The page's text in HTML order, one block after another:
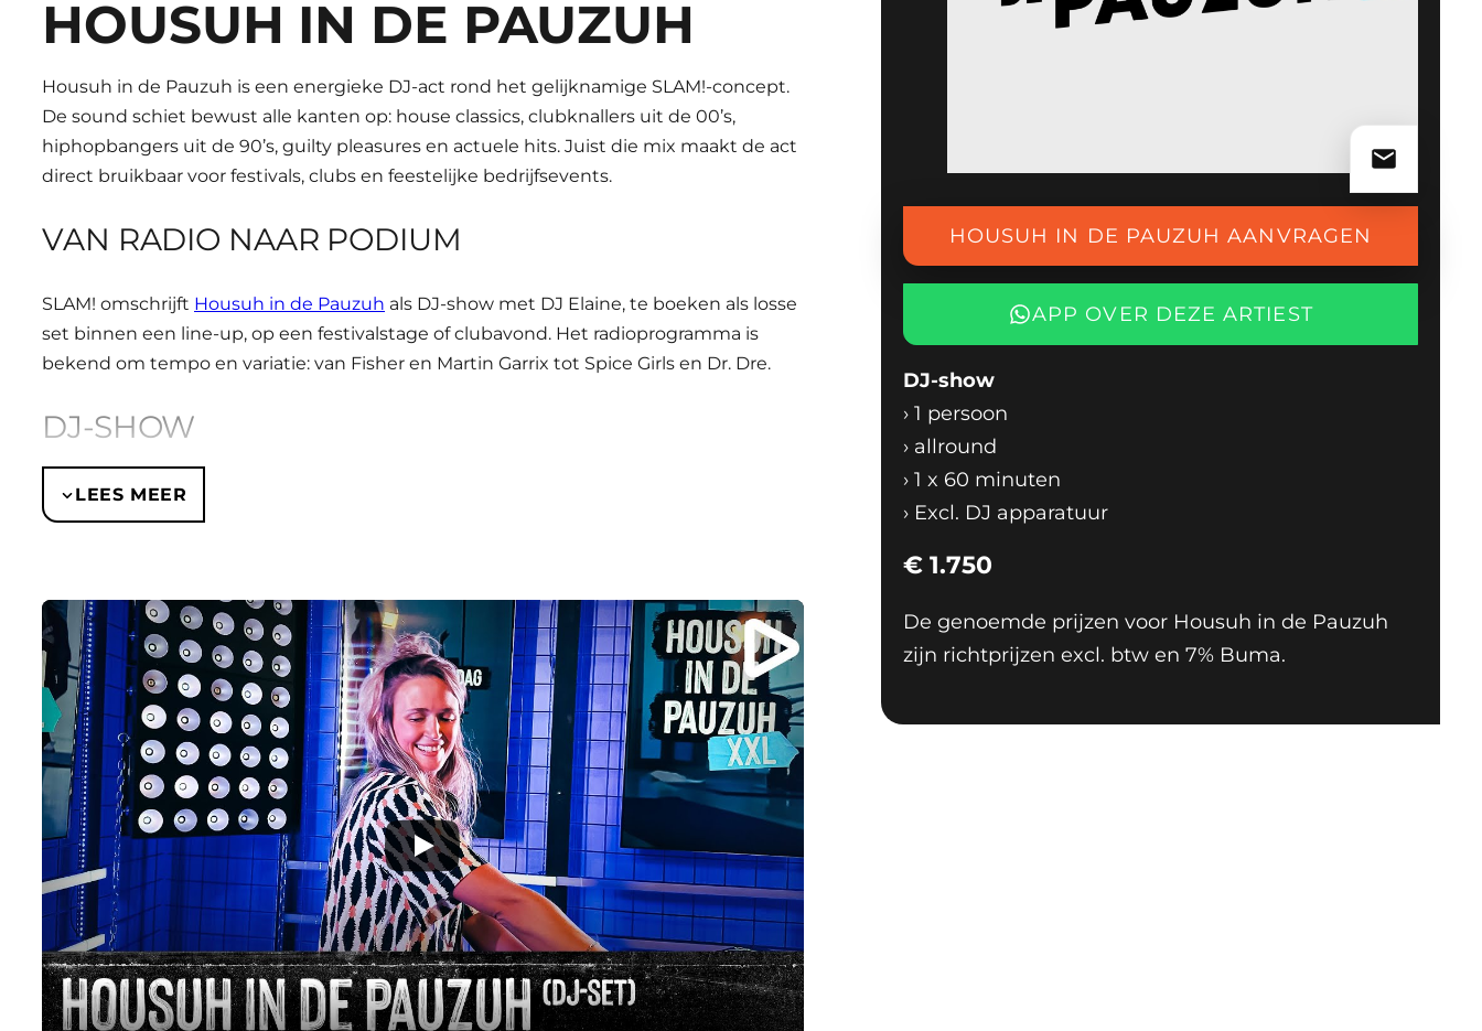
HOUSUH IN DE PAUZUH
Housuh in de Pauzuh is een energieke DJ-act rond het gelijknamige SLAM!-concept.
De sound schiet bewust alle kanten op: house classics, clubknallers uit de 00’s,
hiphopbangers uit de 90’s, guilty pleasures en actuele hits. Juist die mix maakt de act
direct bruikbaar voor festivals, clubs en feestelijke bedrijfsevents.
VAN RADIO NAAR PODIUM
SLAM! omschrijft Housuh in de Pauzuh als DJ-show met DJ Elaine, te boeken als losse
set binnen een line-up, op een festivalstage of clubavond. Het radioprogramma is
bekend om tempo en variatie: van Fisher en Martin Garrix tot Spice Girls en Dr. Dre.
DJ-SHOW
AlsDJ-act is Housuh in de Pauzuh vooral geschikt wanneer de dansvloer snel vol mag
en de muziek niet te netjes hoeft te blijven. De act heeft radioherkenning, een breed
BOEKINGSAANVRAAG VOOR HOUSUH IN DE
PAUZUH
Wil je Housuh in de Pauzuh inhuren? Artist Capitol helpt je met beschikbaarheid,
richtprijs, showvorm, techniek en planning. We houden de aanvraag overzichtelijk,
schakelen via de juiste contactlijn en zorgen dat je snel weet welke mogelijkheden
passen bij jouw programma.
LEES MEER
HOUSUH IN DE PAUZUH AANVRAGEN
APP OVER DEZE ARTIEST
DJ-show
› 1 persoon
› allround
› 1 x 60 minuten
› Excl. DJ apparatuur
€1.750
De genoemde prijzen voor Housuh in de Pauzuh
zijn richtprijzen excl. btw en 7% Buma.